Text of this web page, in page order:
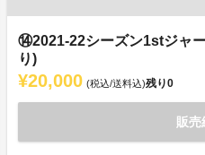
⑭2021-22シーズン1stジャ
り)
¥20,000 (税込/送料込)残り0
販売